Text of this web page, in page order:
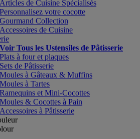
Articles de Cuisine Spécialisés
Personnalisez votre cocotte
Gourmand Collection
Accessoires de Cuisine
Voir Tous les Ustensiles de Pâtisserie
Plats à four et plaques
Sets de Pâtisserie
Moules à Gâteaux & Muffins
Moules à Tartes
Ramequins et Mini-Cocottes
Moules & Cocottes à Pain
Accessoires à Pâtisserie